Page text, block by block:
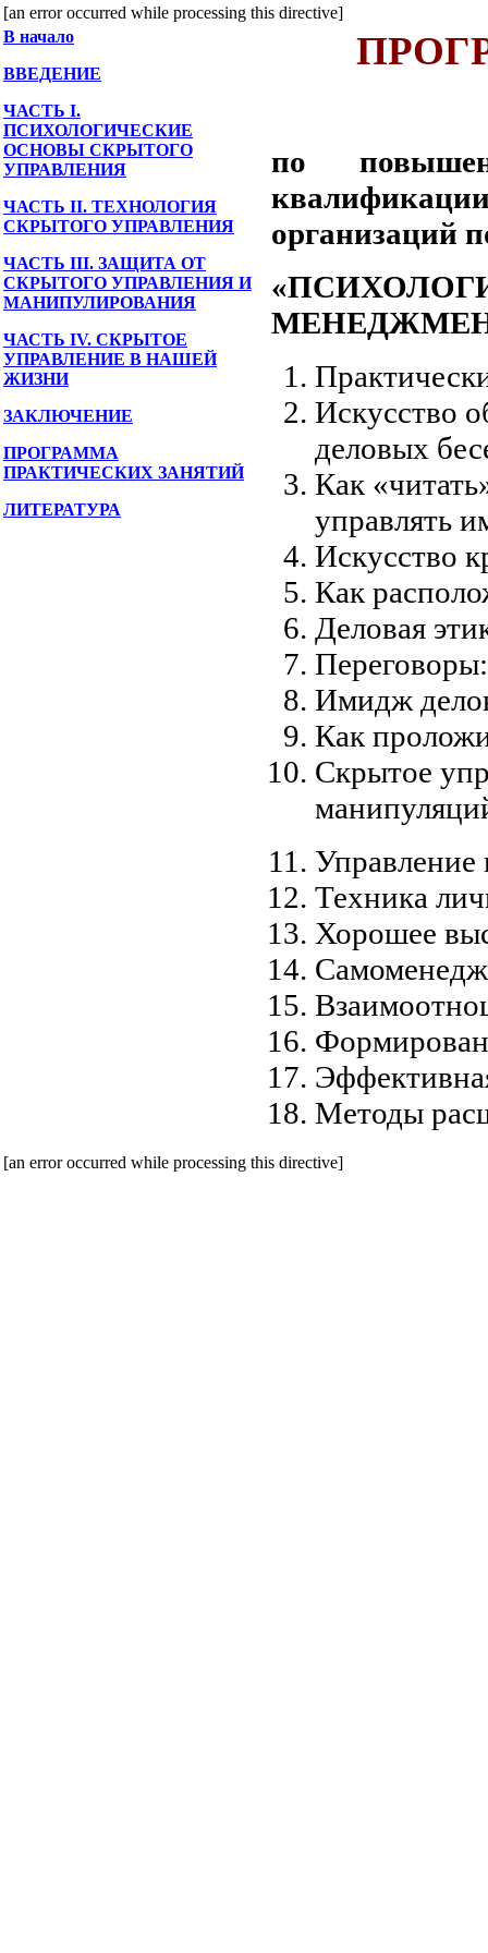
[an error occurred while processing this directive]
В начало
ВВЕДЕНИЕ
ЧАСТЬ I.
ПСИХОЛОГИЧЕСКИЕ
ОСНОВЫ СКРЫТОГО
УПРАВЛЕНИЯ
ЧАСТЬ II. ТЕХНОЛОГИЯ
СКРЫТОГО УПРАВЛЕНИЯ
ЧАСТЬ III. ЗАЩИТА ОТ
СКРЫТОГО УПРАВЛЕНИЯ И
МАНИПУЛИРОВАНИЯ
ЧАСТЬ IV. СКРЫТОЕ
УПРАВЛЕНИЕ В НАШЕЙ
ЖИЗНИ
ЗАКЛЮЧЕНИЕ
ПРОГРАММА
ПРАКТИЧЕСКИХ ЗАНЯТИЙ
ЛИТЕРАТУРА
по
организаций
Искусство
деловых
Как
управлять
Искусство
Как
Деловая
Имидж
Как
Скрытое
Управление
Техника
Хорошее
Методы
[an error occurred while processing this directive]